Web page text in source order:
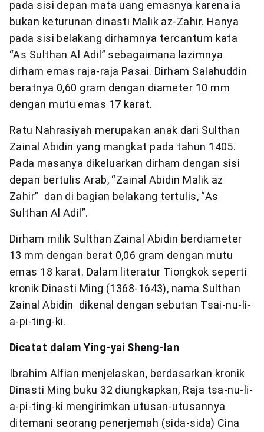
pada sisi depan mata uang emasnya karena ia
bukan keturunan dinasti Malik az-Zahir. Hanya
pada sisi belakang dirhamnya tercantum kata
“As Sulthan Al Adil” sebagaimana lazimnya
dirham emas raja-raja Pasai. Dirham Salahuddin
beratnya 0,60 gram dengan diameter 10 mm
dengan mutu emas 17 karat.
Ratu Nahrasiyah merupakan anak dari Sulthan
Zainal Abidin yang mangkat pada tahun 1405.
Pada masanya dikeluarkan dirham dengan sisi
depan bertulis Arab, “Zainal Abidin Malik az
Zahir” dan di bagian belakang tertulis, “As
Sulthan Al Adil”.
Dirham milik Sulthan Zainal Abidin berdiameter
13 mm dengan berat 0,06 gram dengan mutu
emas 18 karat. Dalam literatur Tiongkok seperti
kronik Dinasti Ming (1368-1643), nama Sulthan
Zainal Abidin dikenal dengan sebutan Tsai-nu-li-
a-pi-ting-ki.
Dicatat dalam Ying-yai Sheng-lan
Ibrahim Alfian menjelaskan, berdasarkan kronik
Dinasti Ming buku 32 diungkapkan, Raja tsa-nu-li-
a-pi-ting-ki mengirimkan utusan-utusannya
ditemani seorang penerjemah (sida-sida) Cina